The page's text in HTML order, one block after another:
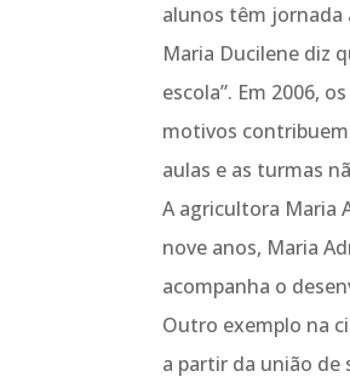
alunos têm jornada
Maria Ducilene diz
escola”. Em 2006,
motivos
aulas e as turmas
A agricultora Maria
nove anos, Maria
acompanha o
Outro exemplo na
a partir da união de